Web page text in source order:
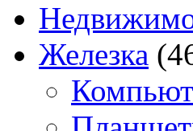
Железка